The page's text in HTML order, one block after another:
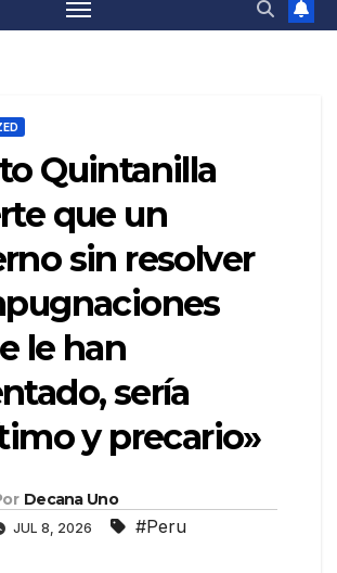
Quintanilla
que un
sin resolver
le han
sería
y precario»
Decana Uno
JUL 8, 2026 #Peru